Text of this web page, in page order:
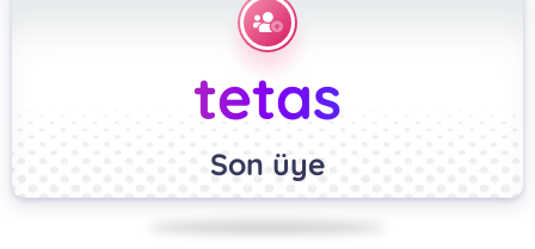
tetas
Son üye